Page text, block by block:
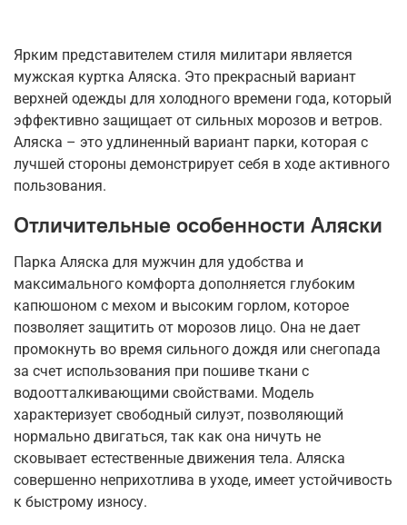
Ярким представителем стиля милитари является
мужская куртка Аляска. Это прекрасный вариант
верхней одежды для холодного времени года, который
эффективно защищает от сильных морозов и ветров.
Аляска – это удлиненный вариант парки, которая с
лучшей стороны демонстрирует себя в ходе активного
пользования.
Отличительные особенности Аляски
Парка Аляска для мужчин для удобства и
максимального комфорта дополняется глубоким
капюшоном с мехом и высоким горлом, которое
позволяет защитить от морозов лицо. Она не дает
промокнуть во время сильного дождя или снегопада
за счет использования при пошиве ткани с
водоотталкивающими свойствами. Модель
характеризует свободный силуэт, позволяющий
нормально двигаться, так как она ничуть не
сковывает естественные движения тела. Аляска
совершенно неприхотлива в уходе, имеет устойчивость
к быстрому износу.